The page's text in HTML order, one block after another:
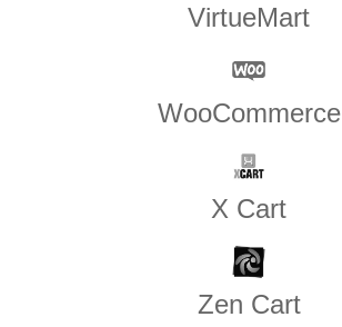
VirtueMart
WooCommerce
X Cart
Zen​ ​Cart